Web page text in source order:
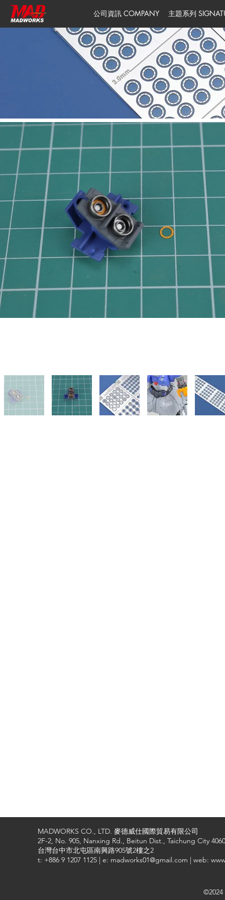
公司資訊 COMPANY 主題系列
MADWORKS CO., LTD. 麥德威仕國際貿易有限公司
2F-2, No. 905, Nanxing Rd., Beitun Dist., Taichung City
台灣台中市北屯區南興路905號2樓之2
t: +886 9 1207 1125 | e: madworks01@gmail.com | web: